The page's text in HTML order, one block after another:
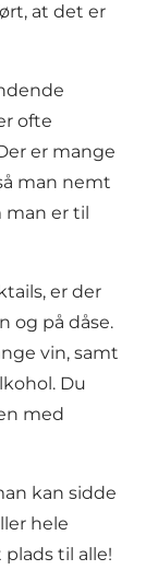
at det er
ofte
er mange
man nemt
er til
er der
og på dåse.
vin, samt
Du
med
kan sidde
hele
til alle!